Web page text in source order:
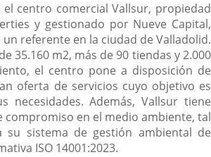
una
aplicación
externa.
centro comercial Vallsur, propiedad
y gestionado por Nueve Capital,
referente en la ciudad de Valladolid.
35.160 m2, más de 90 tiendas y 2.000
el centro pone a disposición de
oferta de servicios cuyo objetivo es
necesidades. Además, Vallsur tiene
compromiso en el medio ambiente, tal
su sistema de gestión ambiental de
ISO 14001:2023.